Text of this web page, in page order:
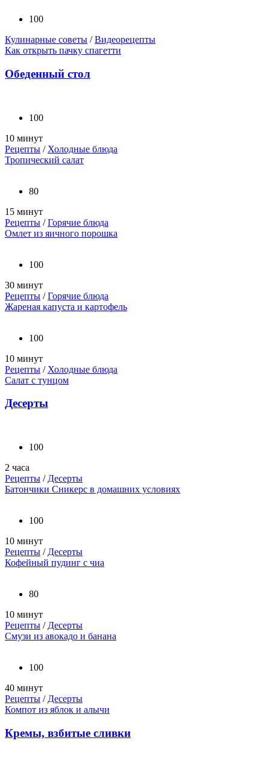
100
Кулинарные советы /Видеорецепты
Как открыть пачку спагетти
Обеденный стол
100
10 минут
Рецепты / Холодные блюда
Тропический салат
80
15 минут
Рецепты /Горячие блюда
Омлет из яичного порошка
100
30 минут
Рецепты /Горячие блюда
Жареная капуста и картофель
100
10 минут
Рецепты / Холодные блюда
Салат с тунцом
Десерты
100
2 часа
Рецепты / Десерты
Батончики Сникерс в домашних условиях
100
10 минут
Рецепты / Десерты
Кофейный пудинг с чиа
80
10 минут
Рецепты / Десерты
Смузи из авокадо и банана
100
40 минут
Рецепты / Десерты
Компот из яблок и алычи
Кремы, взбитые сливки